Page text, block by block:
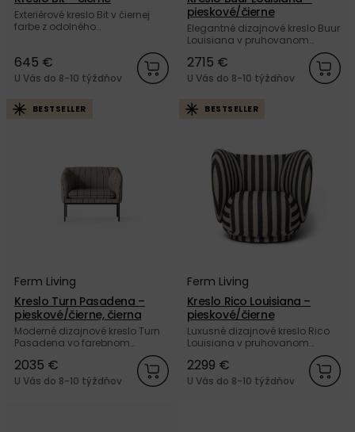
Exteriérové kreslo Bit v čiernej
farbe z odolného
Copenhagen.
645 €
U Vás do 8-10 týždňov
pieskové/čierne
Elegantné dizajnové kreslo Buur
Louisiana v pruhovanom
farebnom prevedení piesková/
čierna od dánskej značky Ferm
Living.
2715 €
U Vás do 8-10 týždňov
BESTSELLER
Ferm Living
Kreslo Turn Pasadena –
pieskové/čierne, čierna
Moderné dizajnové kreslo Turn
Pasadena vo farebnom
prevedení piesková/čierna s
čiernymi nohami od dánskej
značky Ferm Living.
2035 €
U Vás do 8-10 týždňov
BESTSELLER
Ferm Living
Kreslo Rico Louisiana –
pieskové/čierne
Luxusné dizajnové kreslo Rico
Louisiana v pruhovanom
prevedení piesková/čierna od
dánskej značky Ferm Living.
2299 €
U Vás do 8-10 týždňov